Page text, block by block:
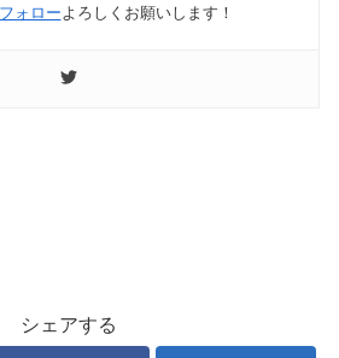
ォローよろしくお願いします！
シェアする